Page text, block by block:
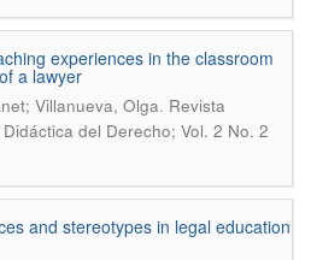
experiences in the classroom
a lawyer
Villanueva, Olga. Revista
del Derecho; Vol. 2 No. 2
and stereotypes in legal education